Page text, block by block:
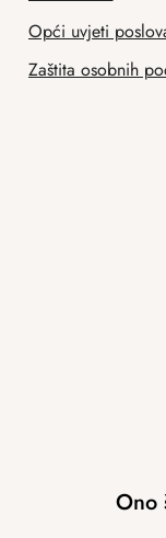
Opći uvjeti
Zaštita osobnih
Ono